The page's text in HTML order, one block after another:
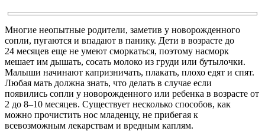
Многие неопытные родители, заметив у новорожденного
сопли, пугаются и впадают в панику. Дети в возрасте до
24 месяцев еще не умеют сморкаться, поэтому насморк
мешает им дышать, сосать молоко из груди или бутылочки.
Малыши начинают капризничать, плакать, плохо едят и спят.
Любая мать должна знать, что делать в случае если
появились сопли у новорожденного или ребенка в возрасте от
2 до 8–10 месяцев. Существует несколько способов, как
можно прочистить нос младенцу, не прибегая к
всевозможным лекарствам и вредным каплям.